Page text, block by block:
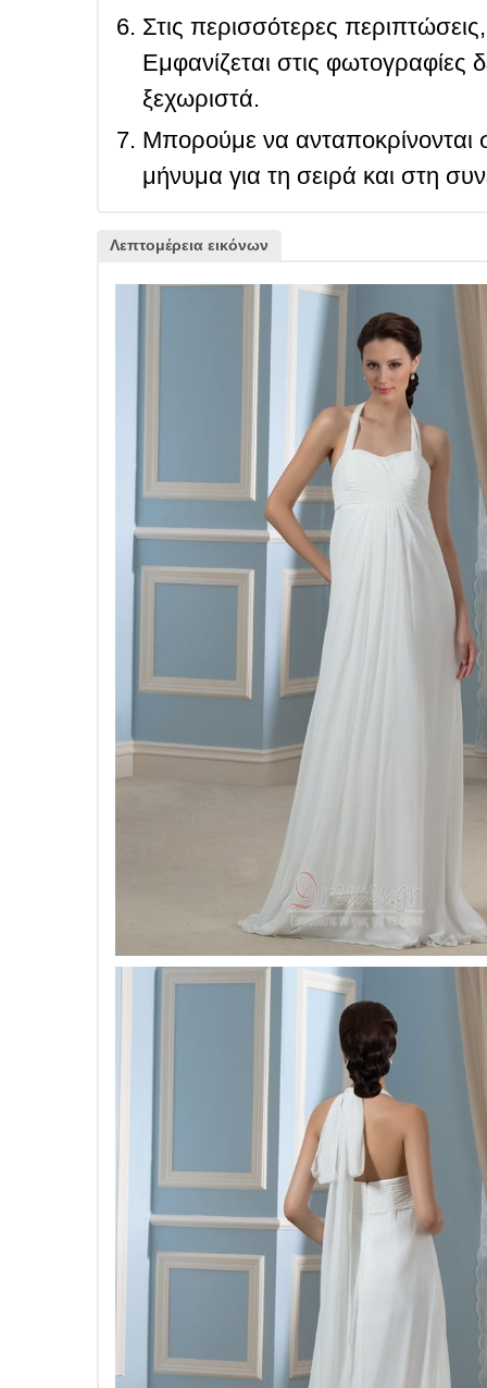
Στις περισσότερες
Εμφανίζεται στις φωτογραφίες
ξεχωριστά.
Μπορούμε να ανταποκρίνονται
μήνυμα για τη σειρά και στη
Λεπτομέρεια εικόνων